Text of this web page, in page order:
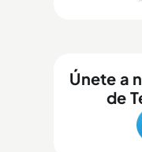
Únete a
de